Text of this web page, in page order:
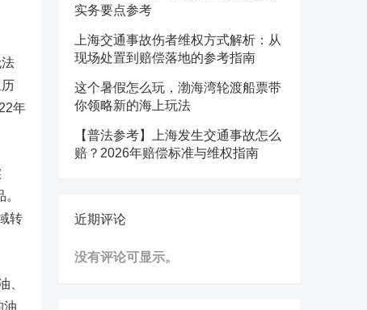
年
转
、
油
实务要点参考
上海交通事故伤者维权方式解析：从
现场处置到赔偿落地的参考指南
这个暑假怎么玩，渤海湾轮渡船票带
你领略新的海上玩法
【普法参考】上海发生交通事故怎么
赔？2026年赔偿标准与维权指南
近期评论
没有评论可显示。